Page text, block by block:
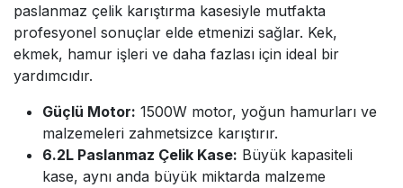
paslanmaz çelik karıştırma kasesiyle mutfakta
profesyonel sonuçlar elde etmenizi sağlar. Kek,
ekmek, hamur işleri ve daha fazlası için ideal bir
yardımcıdır.
Güçlü Motor: 1500W motor, yoğun hamurları ve
malzemeleri zahmetsizce karıştırır.
6.2L Paslanmaz Çelik Kase: Büyük kapasiteli
kase, aynı anda büyük miktarda malzeme